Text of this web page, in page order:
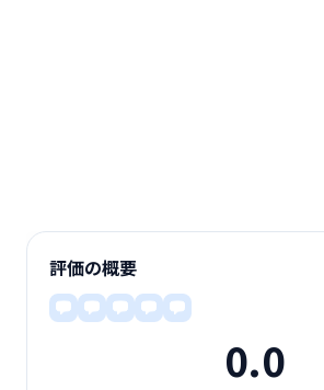
評価の概要
0.0